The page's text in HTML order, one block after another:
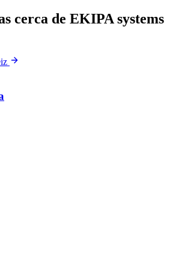
cerca de EKIPA systems